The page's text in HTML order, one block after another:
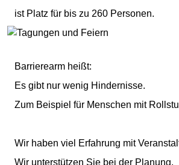
ist Platz für bis zu 260 Personen.
Barrierearm heißt:
Es gibt nur wenig Hindernisse.
Zum Beispiel für Menschen mit
Wir haben viel Erfahrung mit
Wir unterstützen Sie bei der Planung.